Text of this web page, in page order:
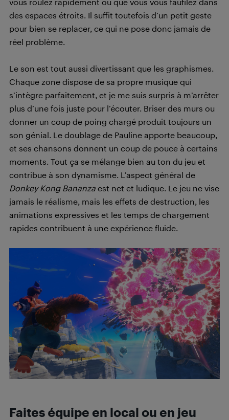
des espaces étroits. Il suffit toutefois d’un petit geste
pour bien se replacer, ce qui ne pose donc jamais de
réel problème.
Le son est tout aussi divertissant que les graphismes.
Chaque zone dispose de sa propre musique qui
s’intègre parfaitement, et je me suis surpris à m’arrêter
plus d’une fois juste pour l’écouter. Briser des murs ou
donner un coup de poing chargé produit toujours un
son génial. Le doublage de Pauline apporte beaucoup,
et ses chansons donnent un coup de pouce à certains
moments. Tout ça se mélange bien au ton du jeu et
contribue à son dynamisme. L’aspect général de
Donkey Kong Bananza est net et ludique. Le jeu ne vise
jamais le réalisme, mais les effets de destruction, les
animations expressives et les temps de chargement
rapides contribuent à une expérience fluide.
Faites équipe en local ou en jeu